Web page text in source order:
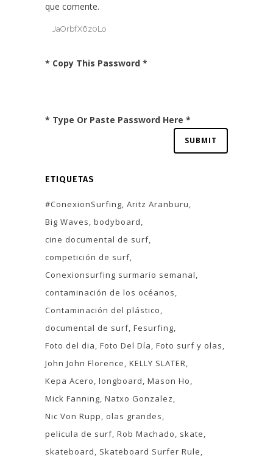
que comente.
* Copy This Password *
* Type Or Paste Password Here *
ETIQUETAS
#ConexionSurfing Aritz Aranburu
Big Waves bodyboard
cine documental de surf
competición de surf
Conexionsurfing surmario semanal
contaminación de los océanos
Contaminación del plástico
documental de surf Fesurfing
Foto del dia Foto Del Día Foto surf y olas
John John Florence KELLY SLATER
Kepa Acero longboard Mason Ho
Mick Fanning Natxo Gonzalez
Nic Von Rupp
olas grandes
pelicula de surf Rob Machado
skate
skateboard
Skateboard Surfer Rule